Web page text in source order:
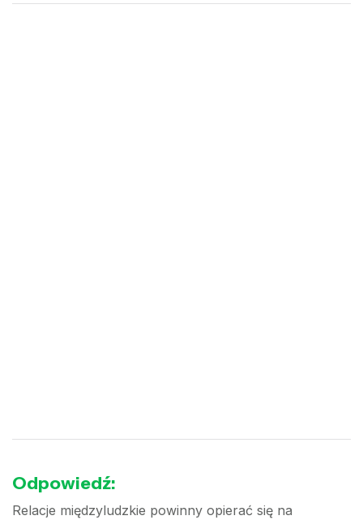
Odpowiedź:
Relacje międzyludzkie powinny opierać się na